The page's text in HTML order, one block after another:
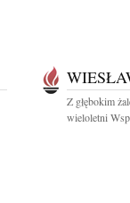
Z głębokim
wieloletni